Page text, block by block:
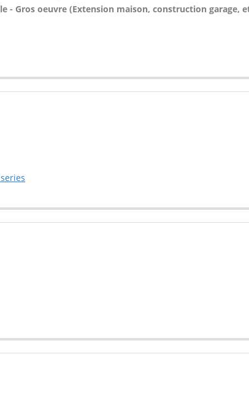
- Gros oeuvre (Extension maison, construction garage,